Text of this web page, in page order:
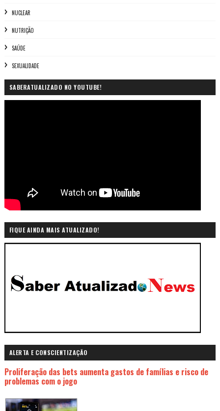
NUCLEAR
NUTRIÇÃO
SAÚDE
SEXUALIDADE
SABERATUALIZADO NO YOUTUBE!
FIQUE AINDA MAIS ATUALIZADO!
ALERTA E CONSCIENTIZAÇÃO
Proliferação das bets aumenta gastos de famílias e risco de
problemas com o jogo